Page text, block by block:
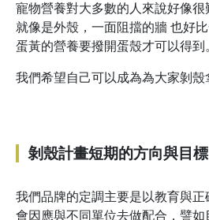
寵物營養對大多數的人來說好像
就像是外殼，一面阻擋的牆 也好
蛋黃的營養要撥開蛋殼才可以得到
我們希望自己可以成為為大家剝殼
剝殼計畫短期的方向與目標
我們品牌的定調主要是以教育與
會因應與不同單位去做配合，譬